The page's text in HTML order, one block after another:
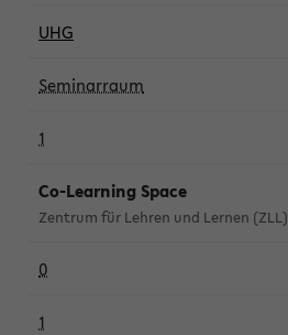
UHG
Seminarraum
1
Co-Learning Space
Zentrum für Lehren und Lernen (ZLL)
0
1